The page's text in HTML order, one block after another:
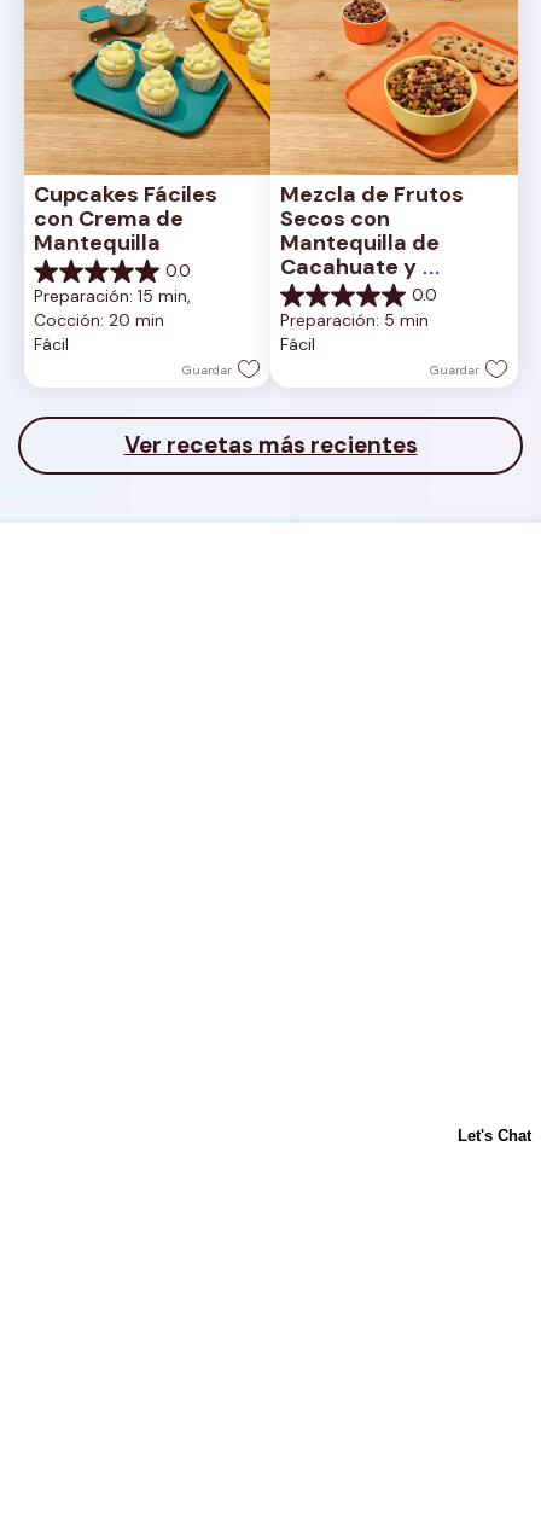
Cupcakes Fáciles
con Crema de
Mantequilla
0.0
0.0
de
5
estrellas.
Preparación: 15 min,
Cocción: 20 min
Fácil
Guardar
Mezcla de Frutos
Secos con
Mantequilla de
Cacahuate y
Chocolate con Leche
0.0
0.0
de
5
Preparación: 5 min
Fácil
Guardar
Ver recetas más recientes